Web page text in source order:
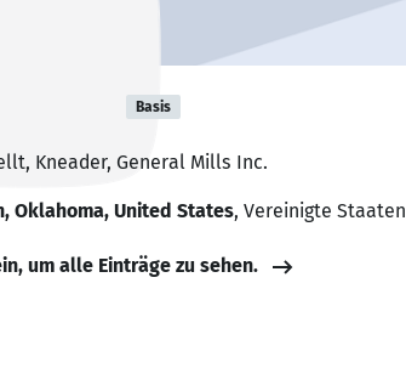
Basis
Kneader, General Mills Inc.
Oklahoma, United States, Vereinigte Staaten
um alle Einträge zu sehen.